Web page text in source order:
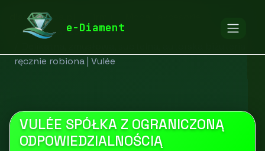
e-Diament
diamentspa.pl
Biżuteria i zegarki
ręcznie robiona | Vulée
VULÉE SPÓŁKA Z OGRANICZONĄ
ODPOWIEDZIALNOŚCIĄ